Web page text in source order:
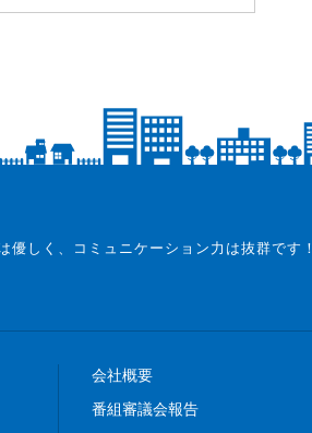
しく、コミュニケーション力は抜群です！
会社概要
番組審議会報告